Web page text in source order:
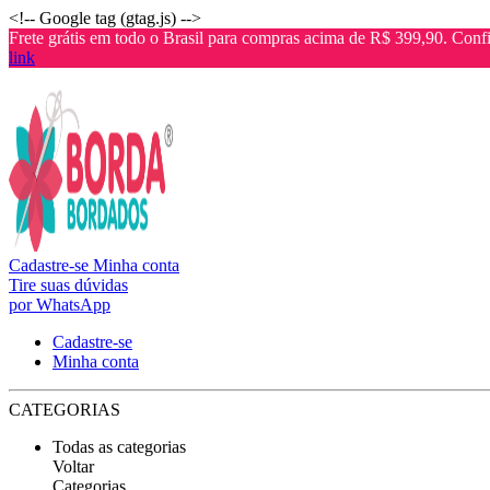
<!-- Google tag (gtag.js) -->
Frete grátis em todo o Brasil para compras acima de R$ 399,90.
link
Cadastre-se Minha conta
Tire suas dúvidas
por WhatsApp
Cadastre-se
Minha conta
CATEGORIAS
Todas as categorias
Voltar
Categorias